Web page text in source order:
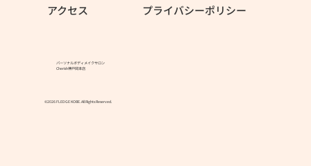
アクセス
プライバシーポリシー
パーソナルボディメイクサロン
Cherish神戸岡本店
©2026 FLEDGE KOBE. All Rights Reserved.